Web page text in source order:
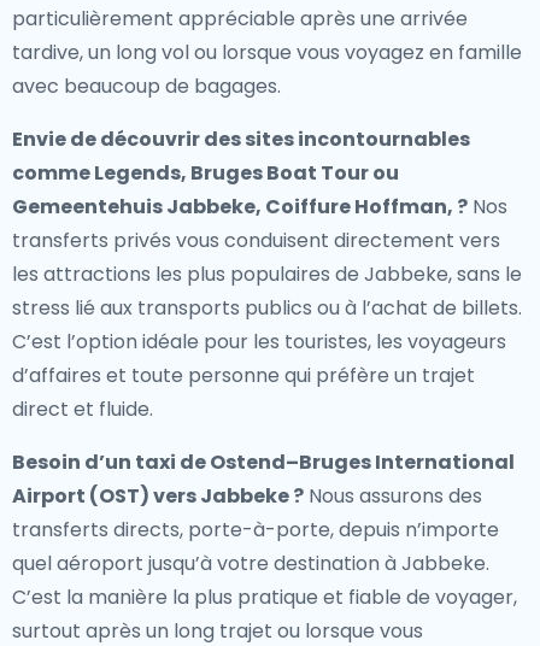
particulièrement appréciable après une arrivée
tardive, un long vol ou lorsque vous voyagez en famille
avec beaucoup de bagages.
Envie de découvrir des sites incontournables
comme Legends, Bruges Boat Tour ou
Gemeentehuis Jabbeke, Coiffure Hoffman, ? Nos
transferts privés vous conduisent directement vers
les attractions les plus populaires de Jabbeke, sans le
stress lié aux transports publics ou à l’achat de billets.
C’est l’option idéale pour les touristes, les voyageurs
d’affaires et toute personne qui préfère un trajet
direct et fluide.
Besoin d’un taxi de Ostend–Bruges International
Airport (OST) vers Jabbeke? Nous assurons des
transferts directs, porte-à-porte, depuis n’importe
quel aéroport jusqu’à votre destination à Jabbeke.
C’est la manière la plus pratique et fiable de voyager,
surtout après un long trajet ou lorsque vous